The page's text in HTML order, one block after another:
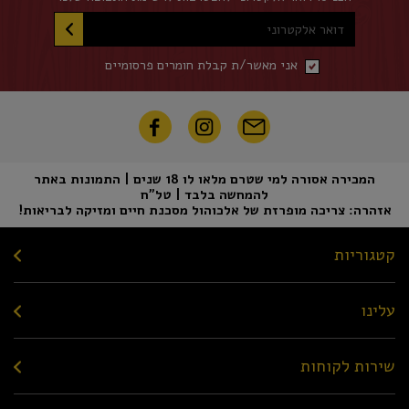
דואר אלקטרוני
אני מאשר/ת קבלת חומרים פרסומיים
המכירה אסורה למי שטרם מלאו לו 18 שנים | התמונות באתר
להמחשה בלבד | טל"ח
אזהרה: צריכה מופרזת של אלכוהול מסכנת חיים ומזיקה לבריאות!
קטגוריות
עלינו
שירות לקוחות